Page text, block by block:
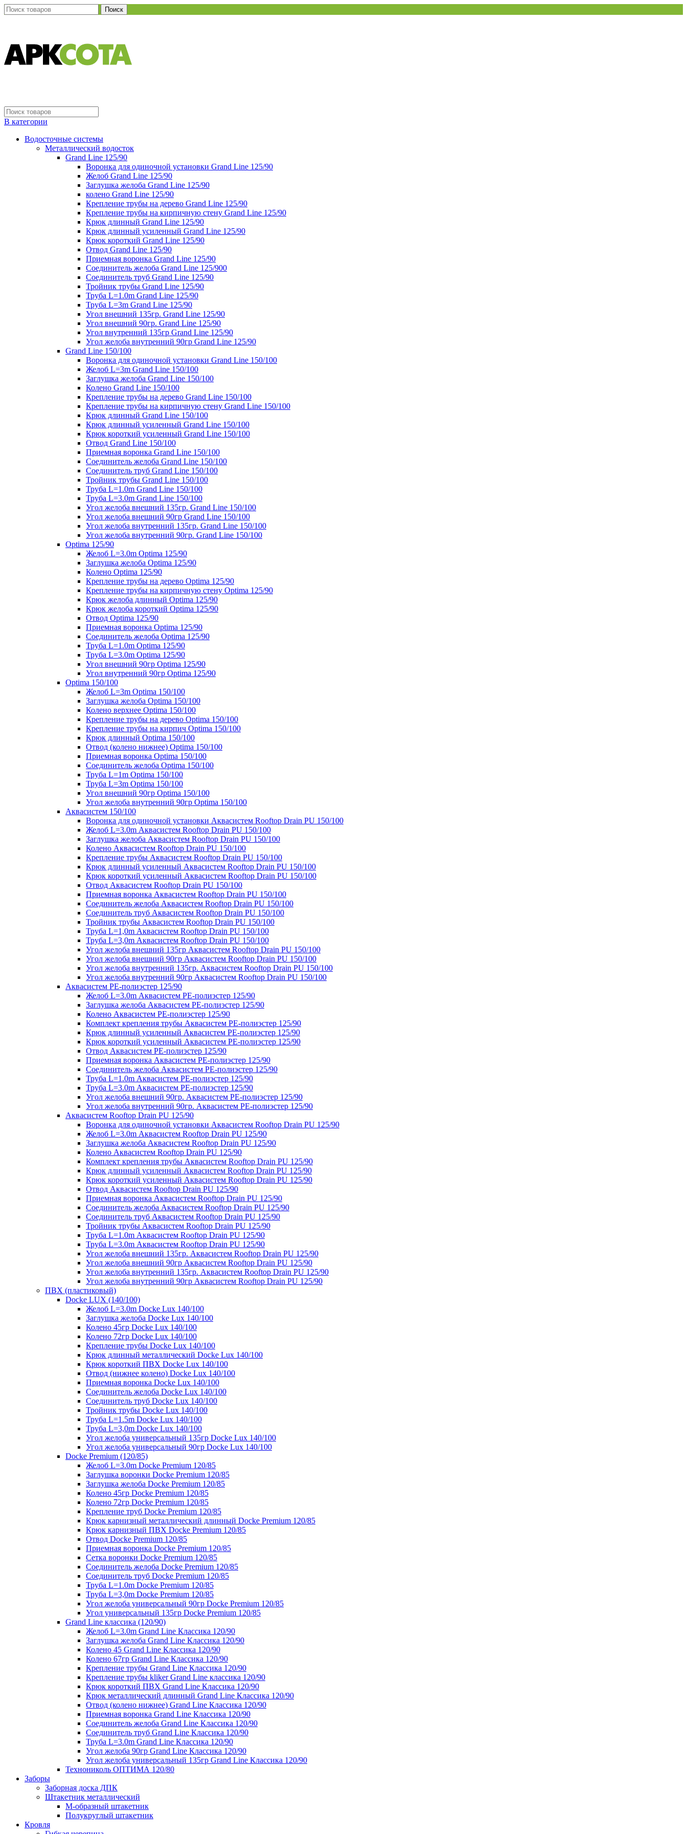
Поиск
В категории
Водосточные системы
Металлический водосток
Grand Line 125/90
Воронка для одиночной установки Grand Line 125/90
Желоб Grand Line 125/90
Заглушка желоба Grand Line 125/90
колено Grand Line 125/90
Крепление трубы на дерево Grand Line 125/90
Крепление трубы на кирпичную стену Grand Line 125/90
Крюк длинный Grand Line 125/90
Крюк длинный усиленный Grand Line 125/90
Крюк короткий Grand Line 125/90
Отвод Grand Line 125/90
Приемная воронка Grand Line 125/90
Соединитель желоба Grand Line 125/900
Соединитель труб Grand Line 125/90
Тройник трубы Grand Line 125/90
Труба L=1.0m Grand Line 125/90
Труба L=3m Grand Line 125/90
Угол внешний 135гр. Grand Line 125/90
Угол внешний 90гр. Grand Line 125/90
Угол внутренний 135гр Grand Line 125/90
Угол желоба внутренний 90гр Grand Line 125/90
Grand Line 150/100
Воронка для одиночной установки Grand Line 150/100
Желоб L=3m Grand Line 150/100
Заглушка желоба Grand Line 150/100
Колено Grand Line 150/100
Крепление трубы на дерево Grand Line 150/100
Крепление трубы на кирпичную стену Grand Line 150/100
Крюк длинный Grand Line 150/100
Крюк длинный усиленный Grand Line 150/100
Крюк короткий усиленный Grand Line 150/100
Отвод Grand Line 150/100
Приемная воронка Grand Line 150/100
Соединитель желоба Grand Line 150/100
Соединитель труб Grand Line 150/100
Тройник трубы Grand Line 150/100
Труба L=1.0m Grand Line 150/100
Труба L=3.0m Grand Line 150/100
Угол желоба внешний 135гр. Grand Line 150/100
Угол желоба внешний 90гр Grand Line 150/100
Угол желоба внутренний 135гр. Grand Line 150/100
Угол желоба внутренний 90гр. Grand Line 150/100
Optima 125/90
Желоб L=3.0m Optima 125/90
Заглушка желоба Optima 125/90
Колено Optima 125/90
Крепление трубы на дерево Optima 125/90
Крепление трубы на кирпичную стену Optima 125/90
Крюк желоба длинный Optima 125/90
Крюк желоба короткий Optima 125/90
Отвод Optima 125/90
Приемная воронка Optima 125/90
Соединитель желоба Optima 125/90
Труба L=1.0m Optima 125/90
Труба L=3.0m Optima 125/90
Угол внешний 90гр Optima 125/90
Угол внутренний 90гр Optima 125/90
Optima 150/100
Желоб L=3m Optima 150/100
Заглушка желоба Optima 150/100
Колено верхнее Optima 150/100
Крепление трубы на дерево Optima 150/100
Крепление трубы на кирпич Optima 150/100
Крюк длинный Optima 150/100
Отвод (колено нижнее) Optima 150/100
Приемная воронка Optima 150/100
Соединитель желоба Optima 150/100
Труба L=1m Optima 150/100
Труба L=3m Optima 150/100
Угол внешний 90гр Optima 150/100
Угол желоба внутренний 90гр Optima 150/100
Аквасистем 150/100
Воронка для одиночной установки Аквасистем Rooftop Drain PU 150/100
Желоб L=3.0m Аквасистем Rooftop Drain PU 150/100
Заглушка желоба Аквасистем Rooftop Drain PU 150/100
Колено Аквасистем Rooftop Drain PU 150/100
Крепление трубы Аквасистем Rooftop Drain PU 150/100
Крюк длинный усиленный Аквасистем Rooftop Drain PU 150/100
Крюк короткий усиленный Аквасистем Rooftop Drain PU 150/100
Отвод Аквасистем Rooftop Drain PU 150/100
Приемная воронка Аквасистем Rooftop Drain PU 150/100
Соединитель желоба Аквасистем Rooftop Drain PU 150/100
Соединитель труб Аквасистем Rooftop Drain PU 150/100
Тройник трубы Аквасистем Rooftop Drain PU 150/100
Труба L=1,0m Аквасистем Rooftop Drain PU 150/100
Труба L=3,0m Аквасистем Rooftop Drain PU 150/100
Угол желоба внешний 135гр Аквасистем Rooftop Drain PU 150/100
Угол желоба внешний 90гр Аквасистем Rooftop Drain PU 150/100
Угол желоба внутренний 135гр. Аквасистем Rooftop Drain PU 150/100
Угол желоба внутренний 90гр Аквасистем Rooftop Drain PU 150/100
Аквасистем PE-полиэстер 125/90
Желоб L=3.0m Аквасистем PE-полиэстер 125/90
Заглушка желоба Аквасистем PE-полиэстер 125/90
Колено Аквасистем PE-полиэстер 125/90
Комплект крепления трубы Аквасистем PE-полиэстер 125/90
Крюк длинный усиленный Аквасистем PE-полиэстер 125/90
Крюк короткий усиленный Аквасистем PE-полиэстер 125/90
Отвод Аквасистем РЕ-полиэстер 125/90
Приемная воронка Аквасистем PE-полиэстер 125/90
Соединитель желоба Аквасистем PE-полиэстер 125/90
Труба L=1.0m Аквасистем PE-полиэстер 125/90
Труба L=3.0m Аквасистем PE-полиэстер 125/90
Угол желоба внешний 90гр. Аквасистем PE-полиэстер 125/90
Угол желоба внутренний 90гр. Аквасистем PE-полиэстер 125/90
Аквасистем Rooftop Drain PU 125/90
Воронка для одиночной установки Аквасистем Rooftop Drain PU 125/90
Желоб L=3.0m Аквасистем Rooftop Drain PU 125/90
Заглушка желоба Аквасистем Rooftop Drain PU 125/90
Колено Аквасистем Rooftop Drain PU 125/90
Комплект крепления трубы Аквасистем Rooftop Drain PU 125/90
Крюк длинный усиленный Аквасистем Rooftop Drain PU 125/90
Крюк короткий усиленный Аквасистем Rooftop Drain PU 125/90
Отвод Аквасистем Rooftop Drain PU 125/90
Приемная воронка Аквасистем Rooftop Drain PU 125/90
Соединитель желоба Аквасистем Rooftop Drain PU 125/90
Соединитель труб Аквасистем Rooftop Drain PU 125/90
Тройник трубы Аквасистем Rooftop Drain PU 125/90
Труба L=1.0m Аквасистем Rooftop Drain PU 125/90
Труба L=3.0m Аквасистем Rooftop Drain PU 125/90
Угол желоба внешний 135гр. Аквасистем Rooftop Drain PU 125/90
Угол желоба внешний 90гр Аквасистем Rooftop Drain PU 125/90
Угол желоба внутренний 135гр. Аквасистем Rooftop Drain PU 125/90
Угол желоба внутренний 90гр Аквасистем Rooftop Drain PU 125/90
ПВХ (пластиковый)
Docke LUX (140/100)
Желоб L=3.0m Docke Lux 140/100
Заглушка желоба Docke Lux 140/100
Колено 45гр Docke Lux 140/100
Колено 72гр Docke Lux 140/100
Крепление трубы Docke Lux 140/100
Крюк длинный металлический Docke Lux 140/100
Крюк короткий ПВХ Docke Lux 140/100
Отвод (нижнее колено) Docke Lux 140/100
Приемная воронка Docke Lux 140/100
Соединитель желоба Docke Lux 140/100
Соединитель труб Docke Lux 140/100
Тройник трубы Docke Lux 140/100
Труба L=1.5m Docke Lux 140/100
Труба L=3,0m Docke Lux 140/100
Угол желоба универсальный 135гр Docke Lux 140/100
Угол желоба универсальный 90гр Docke Lux 140/100
Docke Premium (120/85)
Желоб L=3.0m Docke Premium 120/85
Заглушка воронки Docke Premium 120/85
Заглушка желоба Docke Premium 120/85
Колено 45гр Docke Premium 120/85
Колено 72гр Docke Premium 120/85
Крепление труб Docke Premium 120/85
Крюк карнизный металлический длинный Docke Premium 120/85
Крюк карнизный ПВХ Docke Premium 120/85
Отвод Docke Premium 120/85
Приемная воронка Docke Premium 120/85
Сетка воронки Docke Premium 120/85
Соединитель желоба Docke Premium 120/85
Соединитель труб Docke Premium 120/85
Труба L=1.0m Docke Premium 120/85
Труба L=3,0m Docke Premium 120/85
Угол желоба универсальный 90гр Docke Premium 120/85
Угол универсальный 135гр Docke Premium 120/85
Grand Line классика (120/90)
Желоб L=3.0m Grand Line Классика 120/90
Заглушка желоба Grand Line Классика 120/90
Колено 45 Grand Line Классика 120/90
Колено 67гр Grand Line Классика 120/90
Крепление трубы Grand Line Классика 120/90
Крепление трубы kliker Grand Line классика 120/90
Крюк короткий ПВХ Grand Line Классика 120/90
Крюк металлический длинный Grand Line Классика 120/90
Отвод (колено нижнее) Grand Line Классика 120/90
Приемная воронка Grand Line Классика 120/90
Соединитель желоба Grand Line Классика 120/90
Соединитель труб Grand Line Классика 120/90
Труба L=3.0m Grand Line Классика 120/90
Угол желоба 90гр Grand Line Классика 120/90
Угол желоба универсальный 135гр Grand Line Классика 120/90
Технониколь ОПТИМА 120/80
Заборы
Заборная доска ДПК
Штакетник металлический
М-образный штакетник
Полукруглый штакетник
Кровля